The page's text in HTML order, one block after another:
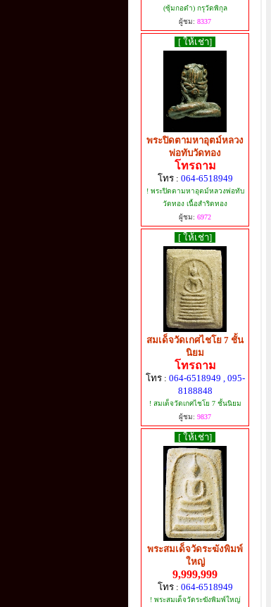
(ซุ้มกอดำ) กรุวัดพิกุล
ผู้ชม: 8337
[ ให้เช่า]
พระปิดตามหาอุตม์หลวง
พ่อทับวัดทอง
โทรถาม
โทร : 064-6518949
! พระปิดตามหาอุตม์หลวงพ่อทับ
วัดทอง เนื้อสำริดทอง
ผู้ชม: 6972
[ ให้เช่า]
สมเด็จวัดเกศไชโย 7 ชั้น
นิยม
โทรถาม
โทร : 064-6518949 , 095-
8188848
! สมเด็จวัดเกศไชโย 7 ชั้นนิยม
ผู้ชม: 9837
[ ให้เช่า]
พระสมเด็จวัดระฆังพิมพ์
ใหญ่
9,999,999
โทร : 064-6518949
! พระสมเด็จวัดระฆังพิมพ์ใหญ่